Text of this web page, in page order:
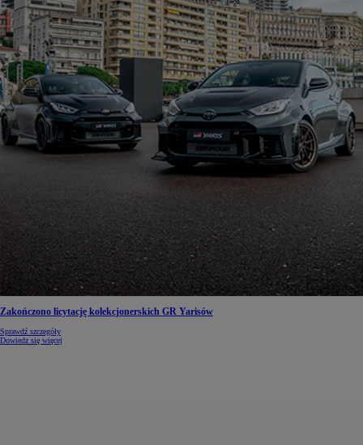
Zakończono licytację kolekcjonerskich GR Yarisów
Sprawdź szczegóły
Dowiedz się więcej